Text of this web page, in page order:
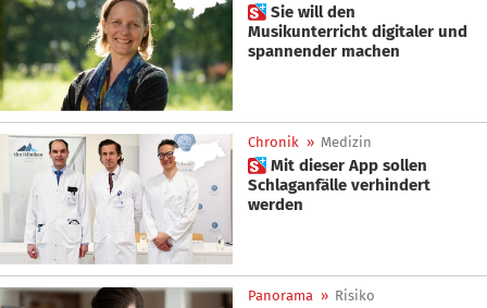
 Sie will den
Musikunterricht digitaler und
spannender machen
Chronik » Medizin
 Mit dieser App sollen
Schlaganfälle verhindert
werden
Panorama » Risiko